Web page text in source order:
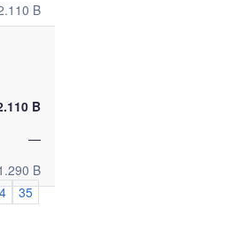
B
B
—
B
35